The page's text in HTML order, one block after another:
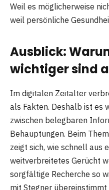
Weil es möglicherweise
weil persönliche
Ausblick:
wichtiger sind
Im digitalen Zeitalter
als Fakten. Deshalb ist es
zwischen belegbaren
Behauptungen. Beim
zeigt sich, wie schnell aus
weitverbreitetes Gerücht
sorgfältige Recherche so
mit Stegner